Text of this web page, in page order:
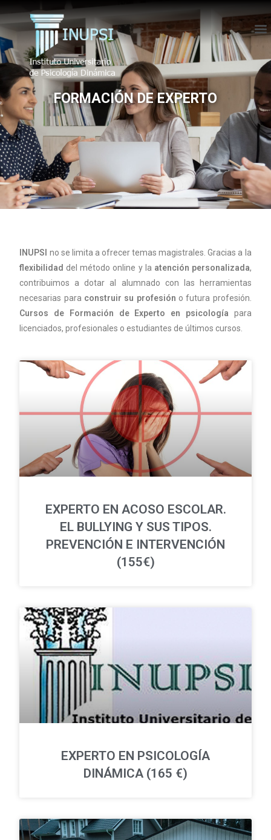
FORMACIÓN DE EXPERTO
INUPSI no se limita a ofrecer temas magistrales. Gracias a la
flexibilidad del método online y la atención personalizada,
contribuimos a dotar al alumnado con las herramientas
necesarias para construir su profesión o futura profesión.
Cursos de Formación de Experto en psicología para
licenciados, profesionales o estudiantes de últimos cursos.
EXPERTO EN ACOSO ESCOLAR.
EL BULLYING Y SUS TIPOS.
PREVENCIÓN E INTERVENCIÓN
(155€)
EXPERTO EN PSICOLOGÍA
DINÁMICA (165 €)